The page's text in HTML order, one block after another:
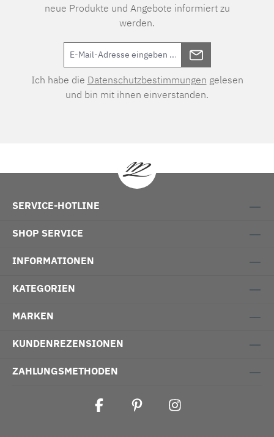
neue Produkte und Angebote informiert zu
werden.
Ich habe die Datenschutzbestimmungen gelesen
und bin mit ihnen einverstanden.
SERVICE-HOTLINE
SHOP SERVICE
INFORMATIONEN
KATEGORIEN
MARKEN
KUNDENREZENSIONEN
ZAHLUNGSMETHODEN